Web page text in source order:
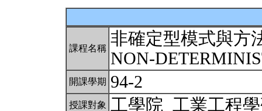
課程名稱 非確定型模式與方
NON-
開課學期 94-2
授課對象 工學院 工業工程